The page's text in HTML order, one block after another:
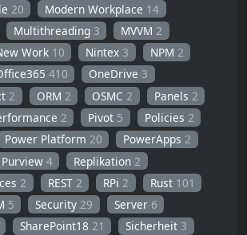
20 Modern Workplace 14
Multithreading 3 MVVM2
Work 10 Nintex 3 NPM 2
410 OneDrive 3
2 ORM 2 OSMC 2 Panels 2
2 Pivot 5 Policies 2
Power Platform 20 PowerApps2
Purview 4 Replikation 2
2 REST 2 RPi2 Rust 101
5 Security29 Server 6
SharePoint18 21 Sicherheit 3